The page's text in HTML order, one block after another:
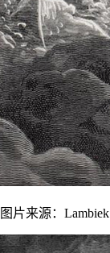
片来源：Lambiek